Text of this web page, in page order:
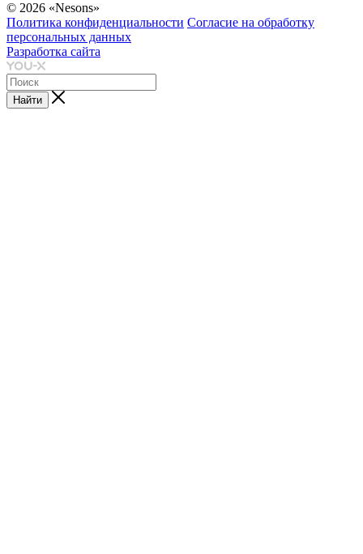
© 2026 «Nesons»
Политика конфиденциальности Согласие на обработку
персональных данных
Разработка сайта
Найти